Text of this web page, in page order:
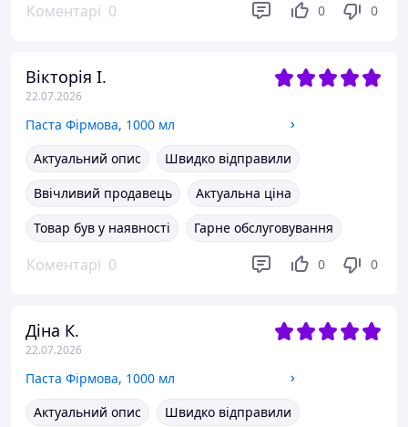
Коментарі 0 0 0
Вікторія І.
22.07.2026
Паста Фірмова, 1000 мл
Актуальний опис
Швидко відправили
Ввічливий продавець
Актуальна ціна
Товар був у наявності
Гарне обслуговування
Коментарі 0 0 0
Діна К.
22.07.2026
Паста Фірмова, 1000 мл
Актуальний опис
Швидко відправили